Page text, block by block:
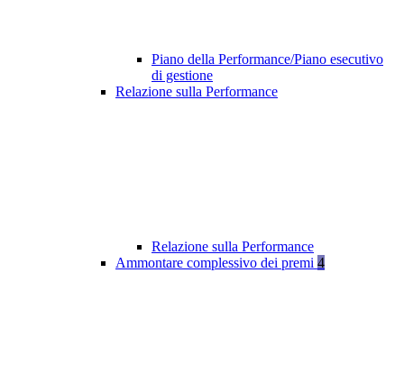
Piano della Performance/Piano esecutivo
di gestione
Relazione sulla Performance
Relazione sulla Performance
Ammontare complessivo dei premi 4